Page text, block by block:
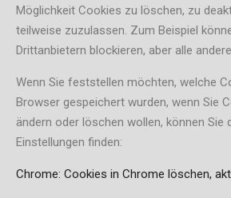
Möglichkeit Cookies zu löschen, zu
teilweise zuzulassen. Zum Beispiel
Drittanbietern blockieren, aber alle
Wenn Sie feststellen möchten, welche
Browser gespeichert wurden, wenn Sie
ändern oder löschen wollen, können Sie
Einstellungen finden:
Chrome: Cookies in Chrome löschen,